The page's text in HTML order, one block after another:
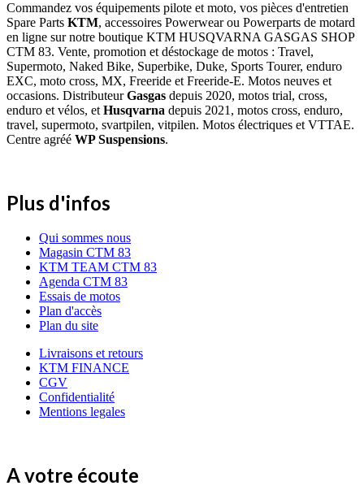
Commandez vos équipements pilote et moto, vos pièces d'entretien
Spare Parts KTM, accessoires Powerwear ou Powerparts de motard
en ligne sur notre boutique KTM HUSQVARNA GASGAS SHOP
CTM 83. Vente, promotion et déstockage de motos : Travel,
Supermoto, Naked Bike, Superbike, Duke, Sports Tourer, enduro
EXC, moto cross, MX, Freeride et Freeride-E. Motos neuves et
occasions. DistributeurGasgas depuis 2020, motos trial, cross,
enduro et vélos, et Husqvarna depuis 2021, motos cross, enduro,
travel, supermoto, svartpilen, vitpilen. Motos électriques et VTTAE.
Centre agréé WP Suspensions.
Plus d'infos
Qui sommes nous
Magasin CTM 83
KTM TEAM CTM 83
Agenda CTM 83
Essais de motos
Plan d'accès
Plan du site
Livraisons et retours
KTM FINANCE
CGV
Confidentialité
Mentions legales
A votre écoute